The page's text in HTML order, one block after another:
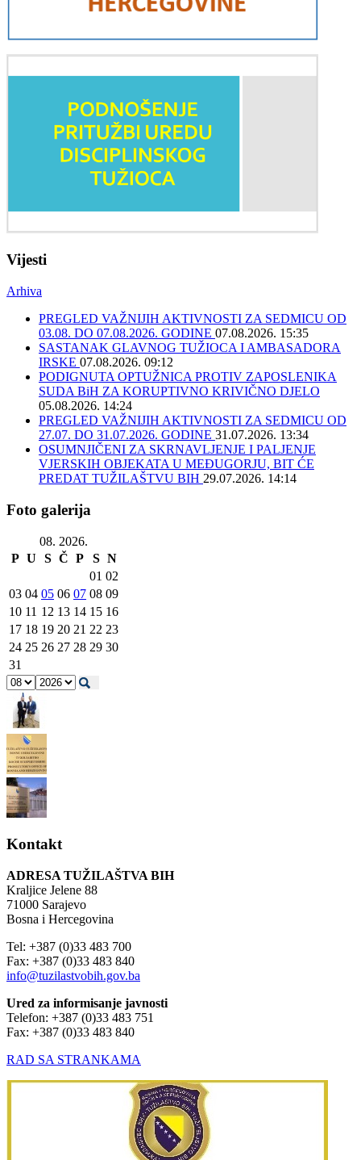
Vijesti
Arhiva
PREGLED VAŽNIJIH AKTIVNOSTI ZA SEDMICU OD
03.08. DO 07.08.2026. GODINE 07.08.2026. 15:35
SASTANAK GLAVNOG TUŽIOCA I AMBASADORA
IRSKE 07.08.2026. 09:12
PODIGNUTA OPTUŽNICA PROTIV ZAPOSLENIKA
SUDA BiH ZA KORUPTIVNO KRIVIČNO DJELO
05.08.2026. 14:24
PREGLED VAŽNIJIH AKTIVNOSTI ZA SEDMICU OD
27.07. DO 31.07.2026. GODINE 31.07.2026. 13:34
OSUMNJIČENI ZA SKRNAVLJENJE I PALJENJE
VJERSKIH OBJEKATA U MEĐUGORJU, BIT ĆE
PREDAT TUŽILAŠTVU BIH 29.07.2026. 14:14
Foto galerija
08. 2026.
P U S Č P S N
01 02
03 04 05 06 07 08 09
10 11 12 13 14 15 16
17 18 19 20 21 22 23
24 25 26 27 28 29 30
31
Kontakt
ADRESA TUŽILAŠTVA BIH
Kraljice Jelene 88
71000 Sarajevo
Bosna i Hercegovina
Tel: +387 (0)33 483 700
Fax: +387 (0)33 483 840
info@tuzilastvobih.gov.ba
Ured za informisanje javnosti
Telefon: +387 (0)33 483 751
Fax: +387 (0)33 483 840
RAD SA STRANKAMA